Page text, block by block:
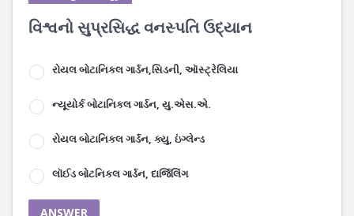
વિશ્વનો સુપ્રસિદ્ધ વનસ્પતિ ઉદ્યાન
રોયલ બોટાનિકલ ગાર્ડન,સિડની, ઑસ્ટ્રેલિયા
ન્યૂયોર્ક બોટાનિકલ ગાર્ડન, યુ.એસ.એ.
રોયલ બોટાનિકલ ગાર્ડન, ક્યુ, ઇંગ્લેન્ડ
લૉઈડ બોટનિકલ ગાર્ડન, દાર્જિલિંગ
ANSWER